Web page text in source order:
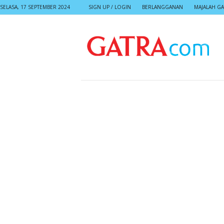
SELASA, 17 SEPTEMBER 2024 SIGN UP / LOGIN BERLANGGANAN MAJALAH